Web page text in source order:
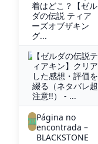
着はどこ？【ゼル
ダの伝説 ティア
ーズオブザキン
グ...
【ゼルダの伝説テ
ィアキン】クリア
した感想・評価を
綴る（ネタバレ超
注意!!） - ...
Página no
encontrada –
BLACKSTONE